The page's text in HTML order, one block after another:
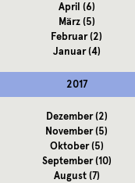
April (6)
März(5)
Februar(2)
Januar(4)
2017
Dezember(2)
November(5)
Oktober(5)
September(10)
August(7)